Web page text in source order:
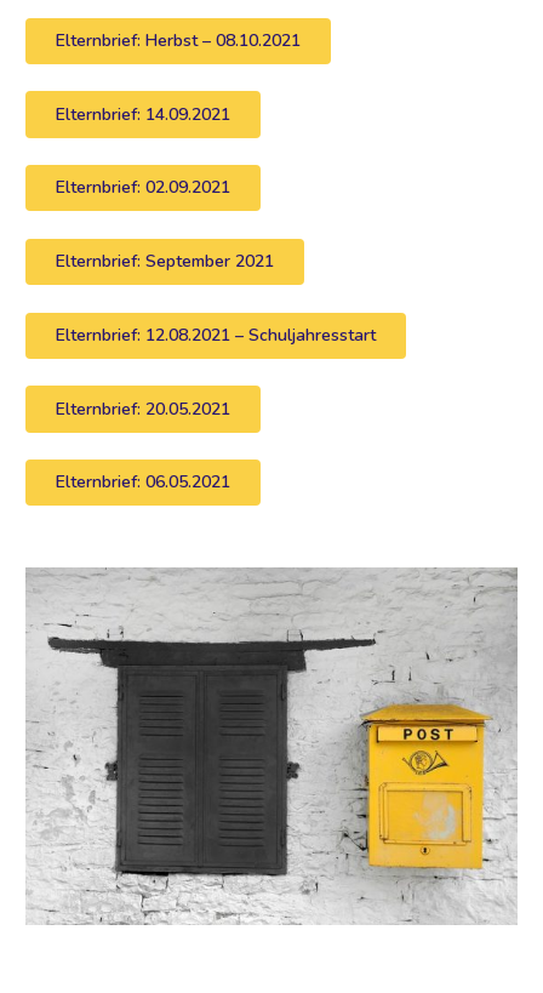
Elternbrief: Herbst – 08.10.2021
Elternbrief: 14.09.2021
Elternbrief: 02.09.2021
Elternbrief: September 2021
Elternbrief: 12.08.2021 – Schuljahresstart
Elternbrief: 20.05.2021
Elternbrief: 06.05.2021